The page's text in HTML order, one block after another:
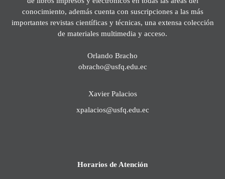
conocimiento, además cuenta con suscripciones a las más
importantes revistas científicas y técnicas, una extensa colección
de materiales multimedia y acceso.
Orlando Bracho
obracho@usfq.edu.ec
Xavier Palacios
xpalacios@usfq.edu.ec
Horarios de Atención